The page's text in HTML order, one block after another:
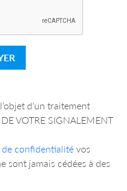
d’un traitement
VOTRE SIGNALEMENT
confidentialité vos
sont jamais cédées à des